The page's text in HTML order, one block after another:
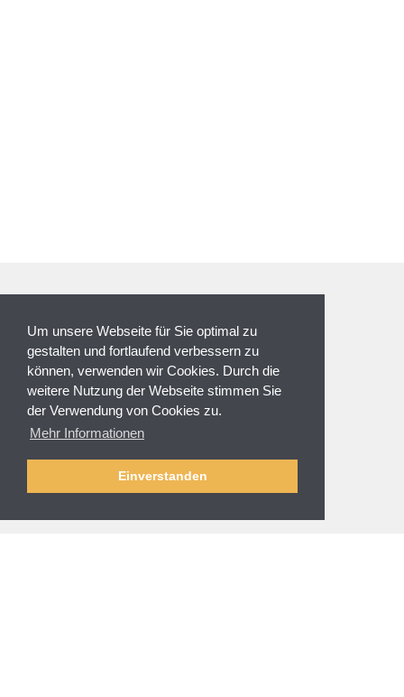
Um unsere Webseite für Sie optimal zu
gestalten und fortlaufend verbessern zu
können, verwenden wir Cookies. Durch die
weitere Nutzung der Webseite stimmen Sie
der Verwendung von Cookies zu.
Mehr Informationen
Einverstanden
NEWSLETTER